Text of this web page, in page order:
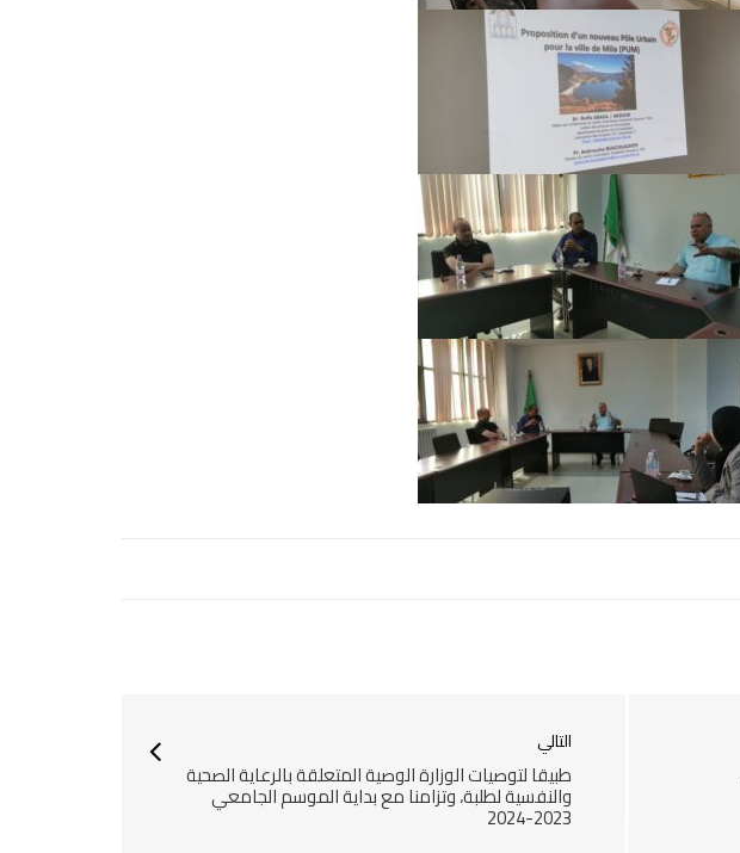
التالي
طبيقا لتوصيات الوزارة الوصية المتعلقة بالرعاية الصحية
والنفسية لطلبة، وتزامنا مع بداية الموسم الجامعي
2023-2024